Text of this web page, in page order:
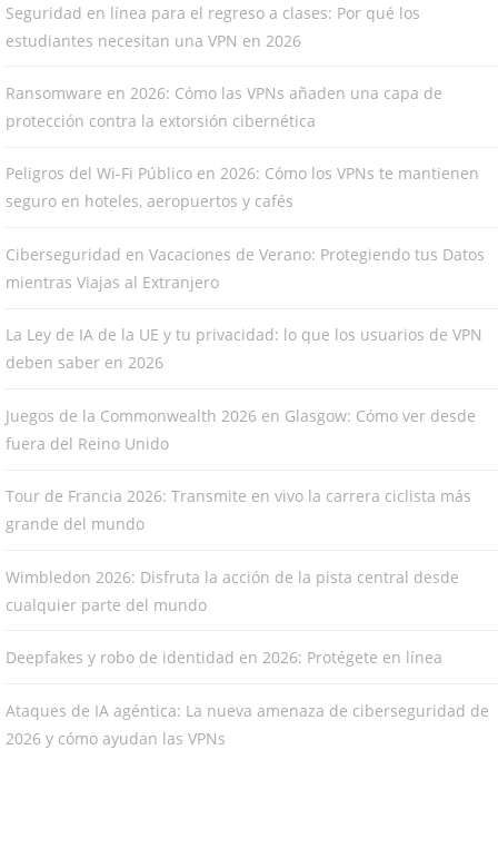
Seguridad en línea para el regreso a clases: Por qué los
estudiantes necesitan una VPN en 2026
Ransomware en 2026: Cómo las VPNs añaden una capa de
protección contra la extorsión cibernética
Peligros del Wi-Fi Público en 2026: Cómo los VPNs te mantienen
seguro en hoteles, aeropuertos y cafés
Ciberseguridad en Vacaciones de Verano: Protegiendo tus Datos
mientras Viajas al Extranjero
La Ley de IA de la UE y tu privacidad: lo que los usuarios de VPN
deben saber en 2026
Juegos de la Commonwealth 2026 en Glasgow: Cómo ver desde
fuera del Reino Unido
Tour de Francia 2026: Transmite en vivo la carrera ciclista más
grande del mundo
Wimbledon 2026: Disfruta la acción de la pista central desde
cualquier parte del mundo
Deepfakes y robo de identidad en 2026: Protégete en línea
Ataques de IA agéntica: La nueva amenaza de ciberseguridad de
2026 y cómo ayudan las VPNs